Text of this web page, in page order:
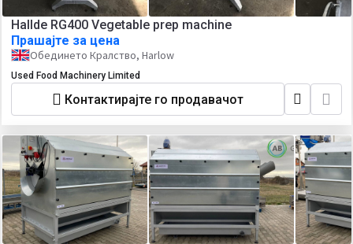
Hallde RG400 Vegetable prep machine
Прашајте за цена
Обединето Кралство, Harlow
Used Food Machinery Limited
Контактирајте го продавачот